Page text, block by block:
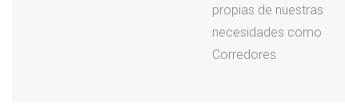
propias de nuestras
necesidades como
Corredores